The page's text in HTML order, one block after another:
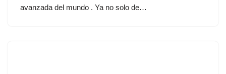
avanzada del mundo . Ya no solo de…